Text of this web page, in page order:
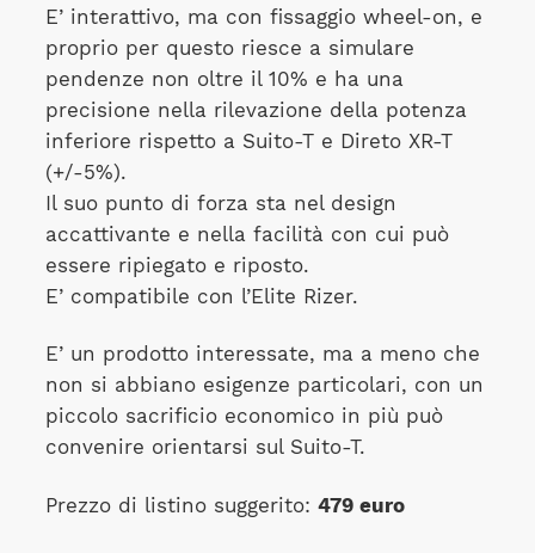
E’ interattivo, ma con fissaggio wheel-on, e
proprio per questo riesce a simulare
pendenze non oltre il 10% e ha una
precisione nella rilevazione della potenza
inferiore rispetto a Suito-T e Direto XR-T
(+/-5%).
Il suo punto di forza sta nel design
accattivante e nella facilità con cui può
essere ripiegato e riposto.
E’ compatibile con l’Elite Rizer.
E’ un prodotto interessate, ma a meno che
non si abbiano esigenze particolari, con un
piccolo sacrificio economico in più può
convenire orientarsi sul Suito-T.
Prezzo di listino suggerito: 479 euro